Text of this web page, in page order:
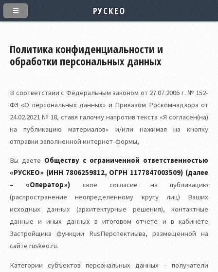
РУСКЕО
Политика конфиденциальности и
обработки персональных данных
В соответствии с Федеральным законом от 27.07.2006 г. № 152-
ФЗ «О персональных данных» и Приказом Роскомнадзора от
24.02.2021 № 18, ставя галочку напротив текста «Я согласен(на)
на публикацию материалов» и/или нажимая на кнопку
отправки заполненной интернет-формы,
Вы даете Обществу с ограниченной ответственностью
«РУСКЕО» (ИНН 7806259812, ОГРН 1177847003509) (далее
– «Оператор») свое согласие на публикацию
(распространение неопределенному кругу лиц) Ваших
исходных данных (архитектурные решения), контактные
данные и иных данных в итоговом отчете и в кабинете
Застройщика функции RusПерспектиыва, размещенной на
сайте ruskeo.ru.
Категории субъектов персональных данных – получатели